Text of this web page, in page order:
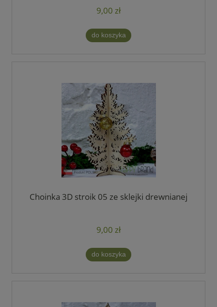
9,00 zł
do koszyka
Choinka 3D stroik 05 ze sklejki drewnianej
9,00 zł
do koszyka